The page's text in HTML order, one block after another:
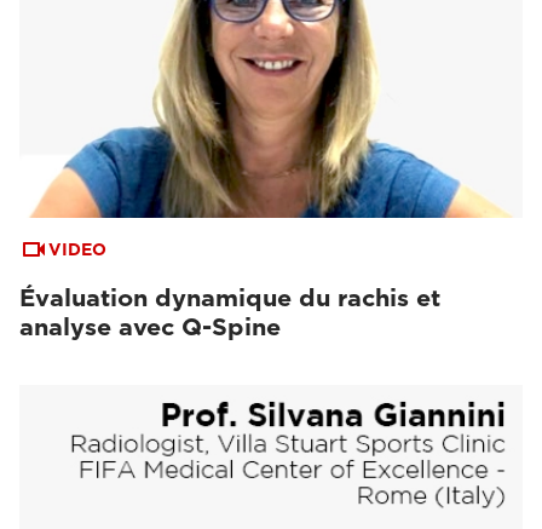
VIDEO
Évaluation dynamique du rachis et
analyse avec Q-Spine